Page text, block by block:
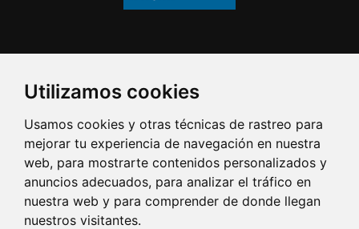
Utilizamos cookies
Usamos cookies y otras técnicas de rastreo para
mejorar tu experiencia de navegación en nuestra
web, para mostrarte contenidos personalizados y
anuncios adecuados, para analizar el tráfico en
nuestra web y para comprender de donde llegan
nuestros visitantes.